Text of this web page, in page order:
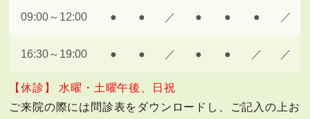
09:00～12:00 ● ● ／ ● ● ● ／
16:30～19:00 ● ● ／ ● ● ／ ／
【休診】 水曜・土曜午後、日祝
ご来院の際には問診表をダウンロードし、ご記入の上お